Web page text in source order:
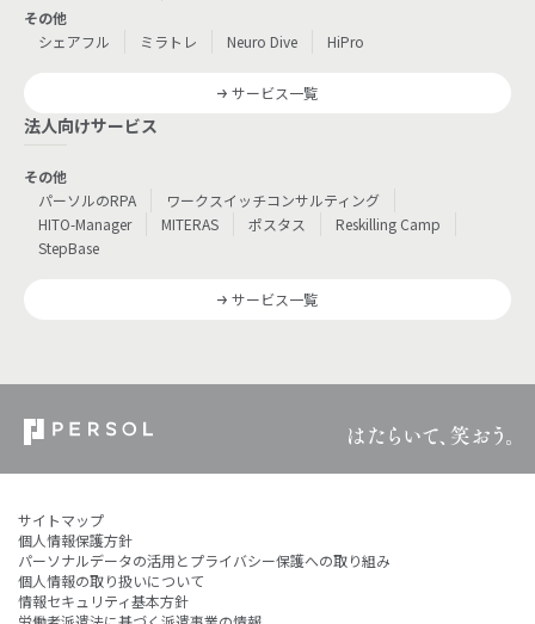
その他
シェアフル
ミラトレ Neuro Dive HiPro
サービス一覧
法人向けサービス
その他
パーソルのRPA
ワークスイッチコンサルティング
HITO-Manager
MITERAS ポスタス
Reskilling Camp
StepBase
サービス一覧
サイトマップ
個人情報保護方針
パーソナルデータの活用とプライバシー保護への取り組み
個人情報の取り扱いについて
情報セキュリティ基本方針